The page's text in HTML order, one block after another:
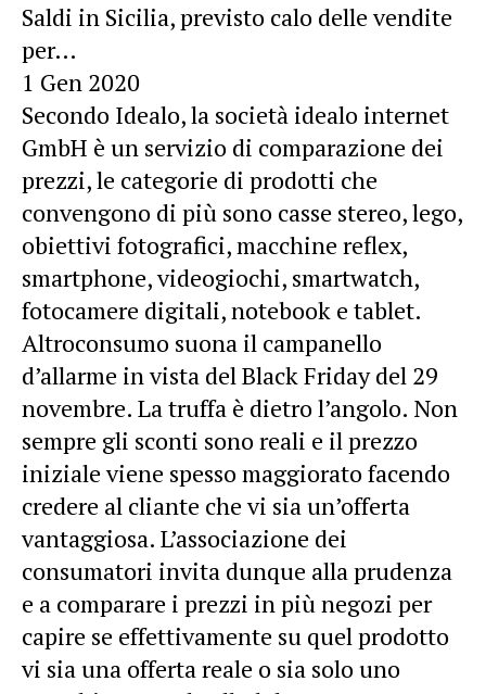
Saldi in Sicilia, previsto calo delle vendite
per…
1 Gen 2020
Secondo Idealo, la società idealo internet
GmbH è un servizio di comparazione dei
prezzi, le categorie di prodotti che
convengono di più sono casse stereo, lego,
obiettivi fotografici, macchine reflex,
smartphone, videogiochi, smartwatch,
fotocamere digitali, notebook e tablet.
Altroconsumo suona il campanello
d’allarme in vista del Black Friday del 29
novembre. La truffa è dietro l’angolo. Non
sempre gli sconti sono reali e il prezzo
iniziale viene spesso maggiorato facendo
credere al cliante che vi sia un’offerta
vantaggiosa. L’associazione dei
consumatori invita dunque alla prudenza
e a comparare i prezzi in più negozi per
capire se effettivamente su quel prodotto
vi sia una offerta reale o sia solo uno